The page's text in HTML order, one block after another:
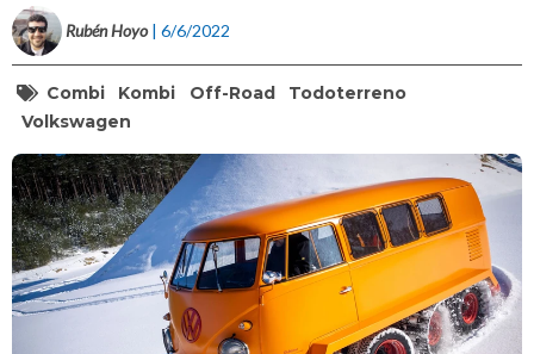
Rubén Hoyo | 6/6/2022
Combi Kombi Off-Road
Todoterreno
Volkswagen